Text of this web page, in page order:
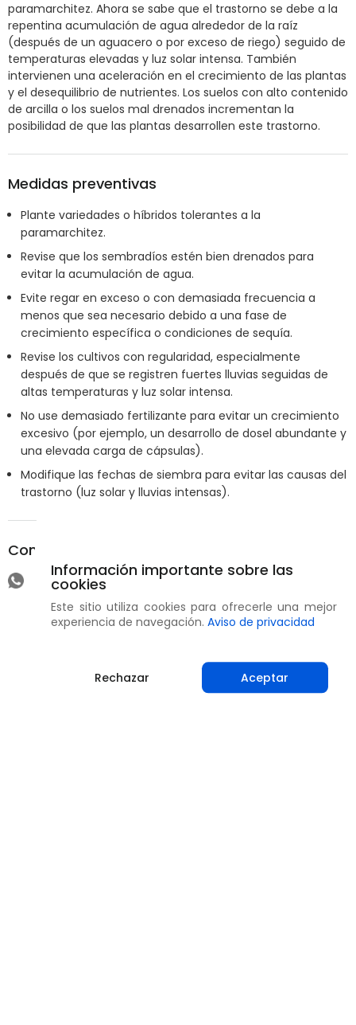
paramarchitez. Ahora se sabe que el trastorno se debe a la
repentina acumulación de agua alrededor de la raíz
(después de un aguacero o por exceso de riego) seguido de
temperaturas elevadas y luz solar intensa. También
intervienen una aceleración en el crecimiento de las plantas
y el desequilibrio de nutrientes. Los suelos con alto contenido
de arcilla o los suelos mal drenados incrementan la
posibilidad de que las plantas desarrollen este trastorno.
Medidas preventivas
Plante variedades o híbridos tolerantes a la
paramarchitez.
Revise que los sembradíos estén bien drenados para
evitar la acumulación de agua.
Evite regar en exceso o con demasiada frecuencia a
menos que sea necesario debido a una fase de
crecimiento específica o condiciones de sequía.
Revise los cultivos con regularidad, especialmente
después de que se registren fuertes lluvias seguidas de
altas temperaturas y luz solar intensa.
No use demasiado fertilizante para evitar un crecimiento
excesivo (por ejemplo, un desarrollo de dosel abundante y
una elevada carga de cápsulas).
Modifique las fechas de siembra para evitar las causas del
trastorno (luz solar y lluvias intensas).
Compartir
Información importante sobre las
cookies
Este sitio utiliza cookies para ofrecerle una mejor
experiencia de navegación. Aviso de privacidad
Rechazar Aceptar